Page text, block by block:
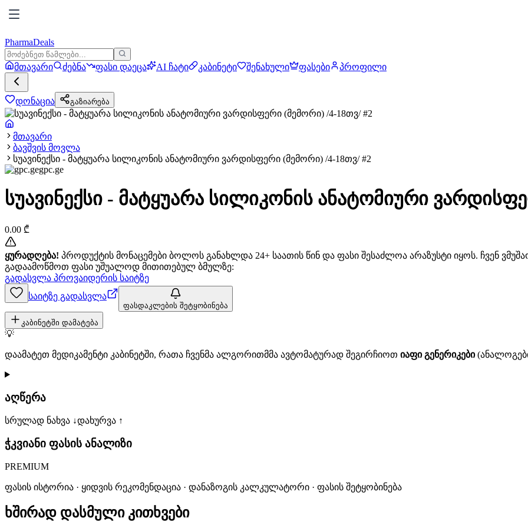
PharmaDeals
მთავარი ძებნა ფასი დაეცა AI ჩატი კაბინეტი შენახული ფასები პროფილი
დონაცია გაზიარება
მთავარი
ბავშვის მოვლა
სუავინექსი - მატყუარა სილიკონის ანატომიური ვარდისფერი (მემორი) /4-18თვ/ #2
gpc.ge
სუავინექსი - მატყუარა სილიკონის ანატომიური
0.00 ₾
ყურადღება! პროდუქტის მონაცემები ბოლოს განახლდა 24+ საათის წინ და ფასი შესაძლოა არაზუსტი იყოს. ჩვენ
გადაამოწმოთ ფასი უშუალოდ მითითებულ ბმულზე:
გადასვლა პროვაიდერის საიტზე
საიტზე გადასვლა
ფასდაკლების შეტყობინება
კაბინეტში დამატება
💡
დაამატეთ მედიკამენტი კაბინეტში, რათა ჩვენმა ალგორითმმა ავტომატურად შეგირჩიოთ იაფი გენერიკები
აღწერა
სრულად ნახვა ↓დახურვა ↑
ჭკვიანი ფასის ანალიზი
PREMIUM
ფასის ისტორია · ყიდვის რეკომენდაცია · დანაზოგის კალკულატორი · ფასის შეტყობინება
ხშირად დასმული კითხვები